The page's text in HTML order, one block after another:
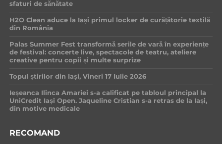
sfaturi de sănătate
H2O Clean aduce la Iași primul locker de curățătorie textilă
din România
Palas Summer Fest transformă serile de vară în experiențe
de festival: concerte live, spectacole de teatru, ateliere
creative pentru copii și multe surprize
Topul știrilor din Iași, Vineri 17 Iulie 2026
Ieșeanca Ilinca Amariei s-a calificat pe tabloul principal la
UniCredit Iași Open. Jaqueline Cristian s-a retras de la Iași,
din motive medicale
RECOMAND